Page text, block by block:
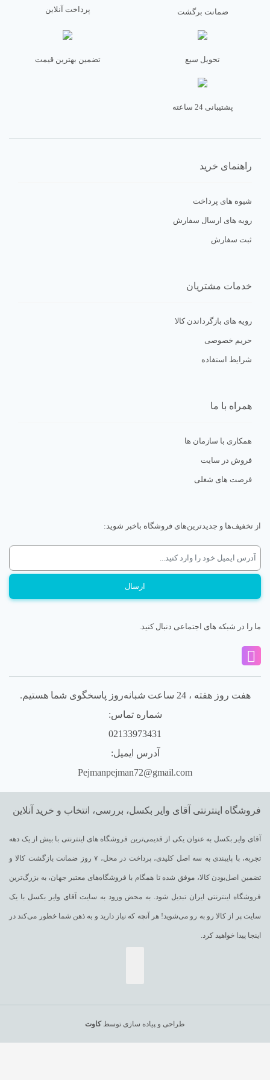
ضمانت برگشت پرداخت آنلاین
تحویل سیع تضمین بهترین قیمت
پشتیبانی 24 ساعته
راهنمای خرید
شیوه های پرداخت
رویه های ارسال سفارش
ثبت سفارش
خدمات مشتریان
رویه های بازگرداندن کالا
حریم خصوصی
شرایط استفاده
همراه با ما
همکاری با سازمان ها
فروش در سایت
فرصت های شغلی
از تخفیف‌ها و جدیدترین‌های فروشگاه باخبر شوید:
ما را در شبکه های اجتماعی دنبال کنید.
هفت روز هفته ، 24 ساعت شبانه‌روز پاسخگوی شما هستیم.
شماره تماس:
02133973431
آدرس ایمیل:
Pejmanpejman72@gmail.com
فروشگاه اینترنتی آقای وایر بکسل، بررسی، انتخاب و خرید آنلاین
آقای وایر بکسل به عنوان یکی از قدیمی‌ترین فروشگاه های اینترنتی با بیش از یک دهه
تجربه، با پایبندی به سه اصل کلیدی، پرداخت در محل، ۷ روز ضمانت بازگشت کالا و
تضمین اصل‌بودن کالا، موفق شده تا همگام با فروشگاه‌های معتبر جهان، به بزرگ‌ترین
فروشگاه اینترنتی ایران تبدیل شود. به محض ورود به سایت آقای وایر بکسل با یک
سایت پر از کالا رو به رو می‌شوید! هر آنچه که نیاز دارید و به ذهن شما خطور می‌کند در
اینجا پیدا خواهید کرد.
طراحی و پیاده سازی توسطکاوت